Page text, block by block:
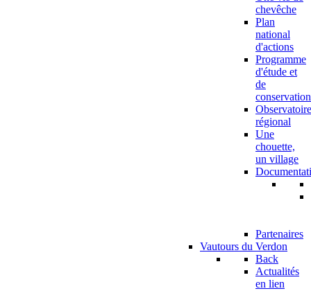
chevêche
Plan
national
d'actions
Programme
d'étude et
de
conservation
Observatoire
régional
Une
chouette,
un village
Partenaires
Vautours du Verdon
Back
Actualités
en lien